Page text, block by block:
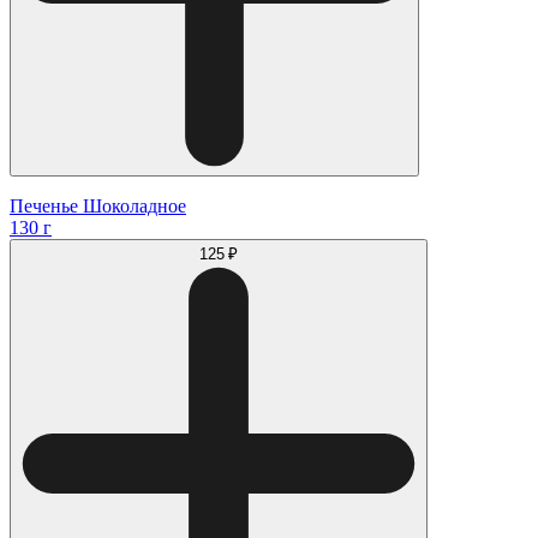
Печенье Шоколадное
130 г
125 ₽